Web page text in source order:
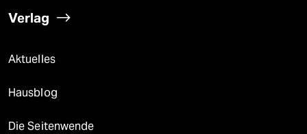
Verlag
Aktuelles
Hausblog
Die Seitenwende